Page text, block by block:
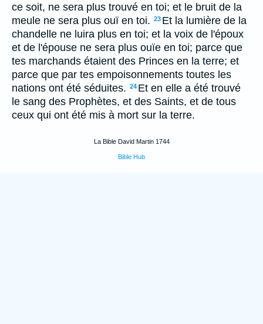
ce soit, ne sera plus trouvé en toi; et le bruit de la
meule ne sera plus ouï en toi. 23 Et la lumière de la
chandelle ne luira plus en toi; et la voix de l'époux
et de l'épouse ne sera plus ouïe en toi; parce que
tes marchands étaient des Princes en la terre; et
parce que par tes empoisonnements toutes les
nations ont été séduites. 24 Et en elle a été trouvé
le sang des Prophètes, et des Saints, et de tous
ceux qui ont été mis à mort sur la terre.
La Bible David Martin 1744
Bible Hub